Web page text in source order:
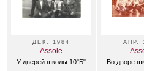
ДЕК. 1984
Assole
У дверей школы 10"Б"
АПР.
Во дворе